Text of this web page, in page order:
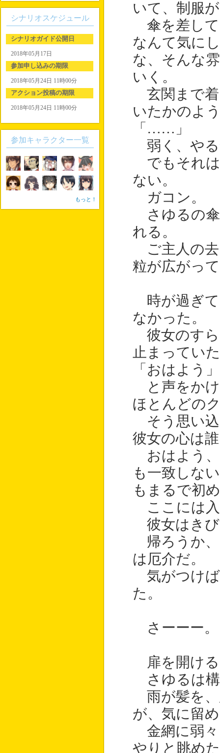
いて、制服
傘を差して
なんて気に
な、そんな
いく。
玄関まで着
いたかのよ
「……」
弱く、やる
でもそれは
ない。
ガコン。
さゆるの傘
れる。
ご主人の去
粒が広がっ
時が過ぎて
なかった。
彼女のすら
止まってい
「おはよう」
と声をかけ
ほとんどの
そう思い込
彼女の心は
おはよう、
も一致しな
もまるで初
ここには
彼女はきび
帰ろうか、
は厄介だ。
気がつけば
た。
さーーー。
扉を開ける
さゆるは
雨が髪を、
が、気に留
金網に弱々
やりと眺め
シナリオスケジュール
シナリオガイド公開日
2018年05月17日
参加申し込みの期限
2018年05月24日 11時00分
アクション投稿の期限
2018年05月24日 11時00分
参加キャラクター一覧
もっと！